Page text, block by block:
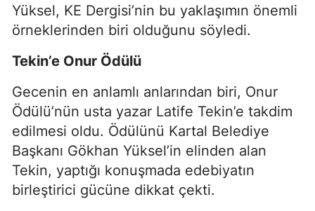
Yüksel, KE Dergisi’nin bu yaklaşımın önemli
örneklerinden biri olduğunu söyledi.
Tekin’e Onur Ödülü
Gecenin en anlamlı anlarından biri, Onur
Ödülü’nün usta yazar Latife Tekin’e takdim
edilmesi oldu. Ödülünü Kartal Belediye
Başkanı Gökhan Yüksel’in elinden alan
Tekin, yaptığı konuşmada edebiyatın
birleştirici gücüne dikkat çekti.